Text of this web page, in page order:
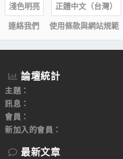
淺色明亮
正體中文（台灣）
連絡我們
使用條款與網站規範
論壇統計
主題
訊息
會員
新加入的會員
最新文章